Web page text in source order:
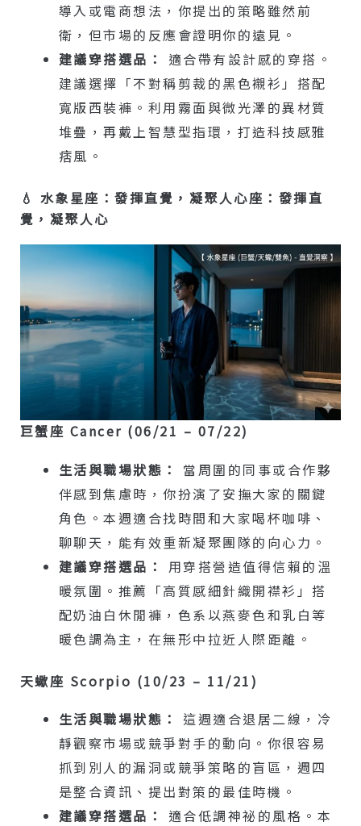
導入或電商想法，你提出的策略雖然前
衛，但市場的反應會證明你的遠見。
建議穿搭選品：
適合帶有設計感的穿搭。
建議選擇「不對稱剪裁的黑色襯衫」搭配
寬版西裝褲。利用霧面與微光澤的異材質
堆疊，再戴上智慧型指環，打造科技感雅
痞風。
💧 水象星座：發揮直覺，凝聚人心座：發揮直
覺，凝聚人心
巨蟹座 Cancer (06/21 – 07/22)
生活與職場狀態：
當周圍的同事或合作夥
伴感到焦慮時，你扮演了安撫大家的關鍵
角色。本週適合找時間和大家喝杯咖啡、
聊聊天，能有效重新凝聚團隊的向心力。
建議穿搭選品：
用穿搭營造值得信賴的溫
暖氛圍。推薦「高質感細針織開襟衫」搭
配奶油白休閒褲，色系以燕麥色和乳白等
暖色調為主，在無形中拉近人際距離。
天蠍座 Scorpio (10/23 – 11/21)
生活與職場狀態：
這週適合退居二線，冷
靜觀察市場或競爭對手的動向。你很容易
抓到別人的漏洞或競爭策略的盲區，週四
是整合資訊、提出對策的最佳時機。
建議穿搭選品：
適合低調神祕的風格。本